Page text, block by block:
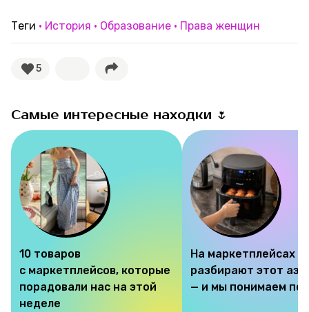
Теги История Образование Права женщин
5
Самые интересные находки 🌷
10 товаров
с маркетплейсов, которые
порадовали нас на этой
неделе
На маркетплейсах
разбирают этот
— и мы понимаем